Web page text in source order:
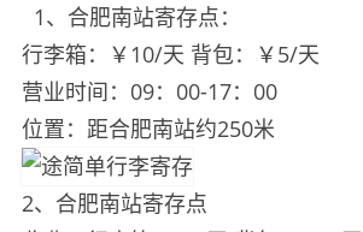
1、合肥南站寄存点：
行李箱：￥10/天 背包：￥5/天
营业时间：09：00-17：00
位置：距合肥南站约250米
2、合肥南站寄存点